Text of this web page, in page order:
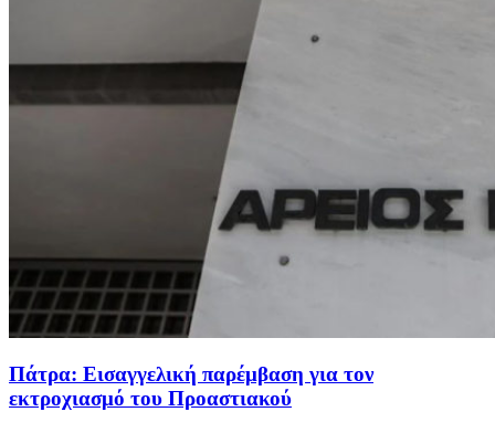
Πάτρα: Εισαγγελική παρέμβαση για τον
εκτροχιασμό του Προαστιακού